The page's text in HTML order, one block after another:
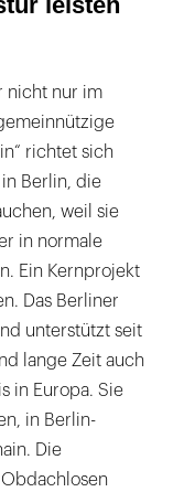
nicht nur im
richtet sich
Berlin, die
weil sie
in normale
Ein Kernprojekt
Das Berliner
unterstützt seit
lange Zeit auch
in Europa. Sie
in Berlin-
Die